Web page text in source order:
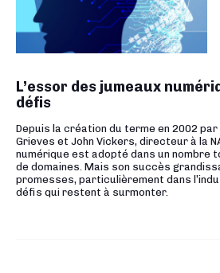
L’essor des jumeaux
défis
Depuis la création du terme en 2002 par
Grieves et John Vickers, directeur à la
numérique est adopté dans un nombre
de domaines. Mais son succès
promesses, particulièrement dans
défis qui restent à surmonter.